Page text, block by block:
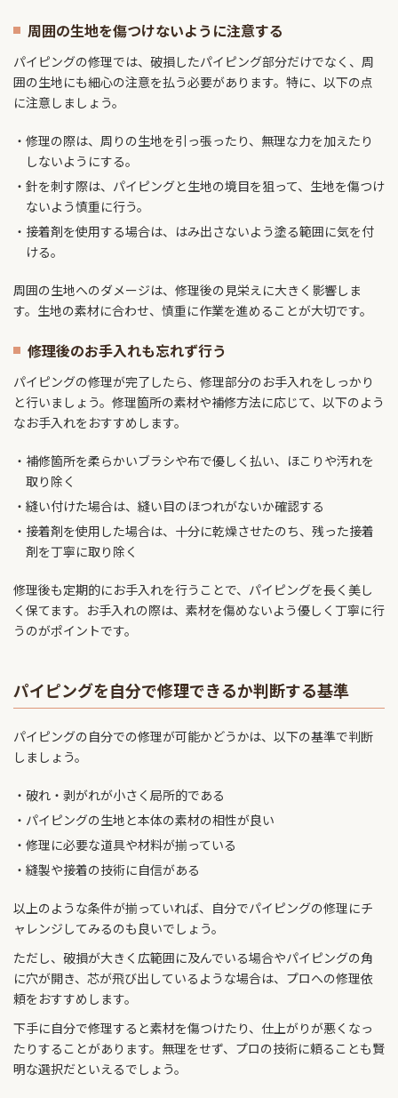
周囲の生地を傷つけないように注意する
パイピングの修理では、破損したパイピング部分だけでなく、周
囲の生地にも細心の注意を払う必要があります。特に、以下の点
に注意しましょう。
修理の際は、周りの生地を引っ張ったり、無理な力を加えたり
しないようにする。
針を刺す際は、パイピングと生地の境目を狙って、生地を傷つけ
ないよう慎重に行う。
接着剤を使用する場合は、はみ出さないよう塗る範囲に気を付
ける。
周囲の生地へのダメージは、修理後の見栄えに大きく影響しま
す。生地の素材に合わせ、慎重に作業を進めることが大切です。
修理後のお手入れも忘れず行う
パイピングの修理が完了したら、修理部分のお手入れをしっかり
と行いましょう。修理箇所の素材や補修方法に応じて、以下のよう
なお手入れをおすすめします。
補修箇所を柔らかいブラシや布で優しく払い、ほこりや汚れを
取り除く
縫い付けた場合は、縫い目のほつれがないか確認する
接着剤を使用した場合は、十分に乾燥させたのち、残った接着
剤を丁寧に取り除く
修理後も定期的にお手入れを行うことで、パイピングを長く美し
く保てます。お手入れの際は、素材を傷めないよう優しく丁寧に行
うのがポイントです。
パイピングを自分で修理できるか判断する基準
パイピングの自分での修理が可能かどうかは、以下の基準で判断
しましょう。
破れ・剥がれが小さく局所的である
パイピングの生地と本体の素材の相性が良い
修理に必要な道具や材料が揃っている
縫製や接着の技術に自信がある
以上のような条件が揃っていれば、自分でパイピングの修理にチ
ャレンジしてみるのも良いでしょう。
ただし、破損が大きく広範囲に及んでいる場合やパイピングの角
に穴が開き、芯が飛び出しているような場合は、プロへの修理依
頼をおすすめします。
下手に自分で修理すると素材を傷つけたり、仕上がりが悪くなっ
たりすることがあります。無理をせず、プロの技術に頼ることも賢
明な選択だといえるでしょう。